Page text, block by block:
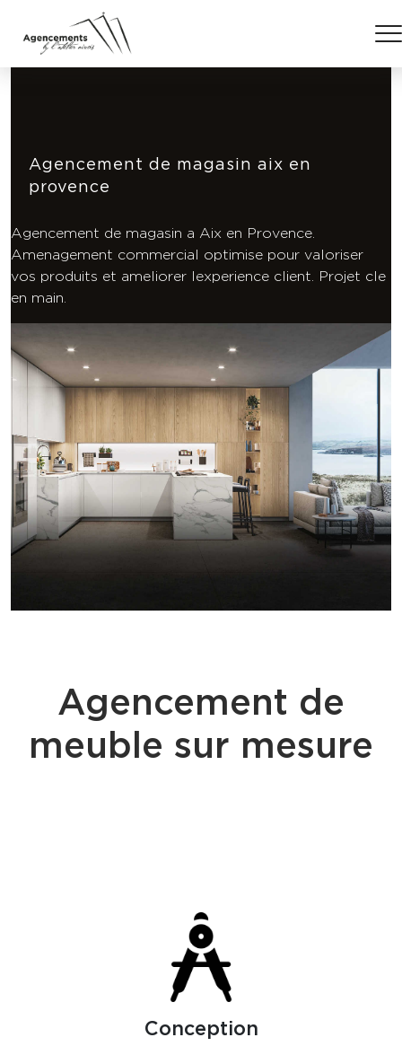
Agencement de magasin aix en
provence
Agencement de magasin a Aix en Provence.
Amenagement commercial optimise pour valoriser
vos produits et ameliorer lexperience client. Projet cle
en main.
Agencement de
meuble sur mesure
Conception